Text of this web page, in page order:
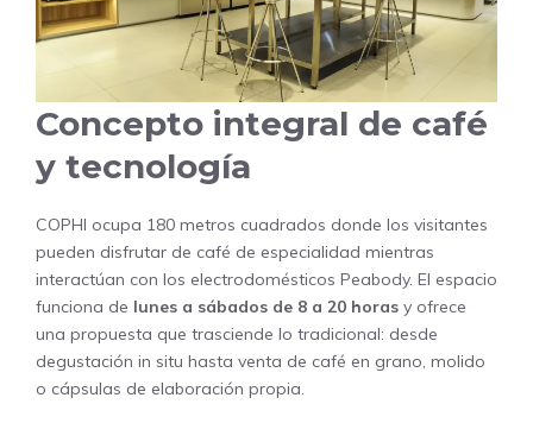
Concepto integral de café
y tecnología
COPHI ocupa 180 metros cuadrados donde los visitantes
pueden disfrutar de café de especialidad mientras
interactúan con los electrodomésticos Peabody. El espacio
funciona de lunes a sábados de 8 a 20 horas y ofrece
una propuesta que trasciende lo tradicional: desde
degustación in situ hasta venta de café en grano, molido
o cápsulas de elaboración propia.